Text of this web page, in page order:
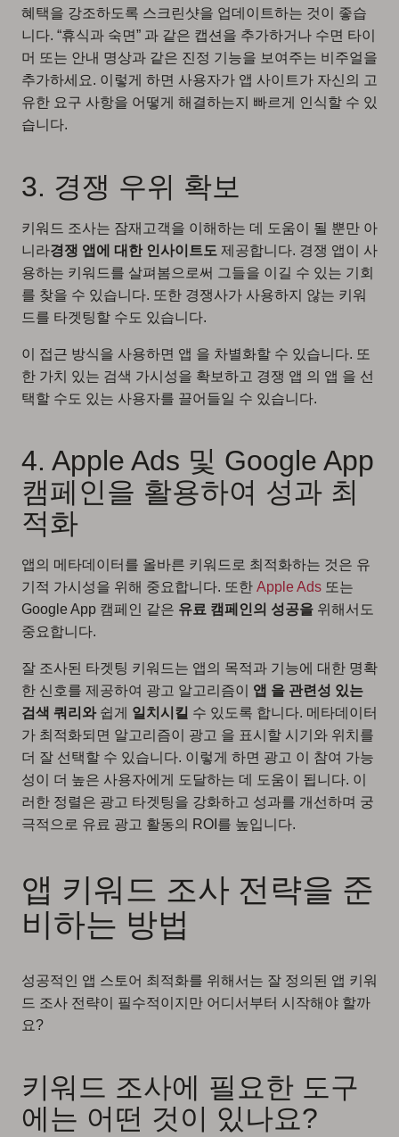
혜택을 강조하도록 스크린샷을 업데이트하는 것이 좋습
니다. “휴식과 숙면” 과 같은 캡션을 추가하거나 수면 타이
머 또는 안내 명상과 같은 진정 기능을 보여주는 비주얼을
추가하세요. 이렇게 하면 사용자가 앱 사이트가 자신의 고
유한 요구 사항을 어떻게 해결하는지 빠르게 인식할 수 있
습니다.
3. 경쟁 우위 확보
키워드 조사는 잠재고객을 이해하는 데 도움이 될 뿐만 아
니라경쟁 앱에 대한 인사이트도 제공합니다. 경쟁 앱이 사
용하는 키워드를 살펴봄으로써 그들을 이길 수 있는 기회
를 찾을 수 있습니다. 또한 경쟁사가 사용하지 않는 키워
드를 타겟팅할 수도 있습니다.
이 접근 방식을 사용하면 앱 을 차별화할 수 있습니다. 또
한 가치 있는 검색 가시성을 확보하고 경쟁 앱 의 앱 을 선
택할 수도 있는 사용자를 끌어들일 수 있습니다.
4. Apple Ads 및 Google App
캠페인을 활용하여 성과 최
적화
앱의 메타데이터를 올바른 키워드로 최적화하는 것은 유
기적 가시성을 위해 중요합니다. 또한 Apple Ads 또는
Google App 캠페인 같은 유료 캠페인의 성공을 위해서도
중요합니다.
잘 조사된 타겟팅 키워드는 앱의 목적과 기능에 대한 명확
한 신호를 제공하여 광고 알고리즘이
앱 을 관련성 있는
검색 쿼리와쉽게 일치시킬 수 있도록 합니다. 메타데이터
가 최적화되면 알고리즘이 광고 을 표시할 시기와 위치를
더 잘 선택할 수 있습니다. 이렇게 하면 광고 이 참여 가능
성이 더 높은 사용자에게 도달하는 데 도움이 됩니다. 이
러한 정렬은 광고 타겟팅을 강화하고 성과를 개선하며 궁
극적으로 유료 광고 활동의 ROI를 높입니다.
앱 키워드 조사 전략을 준
비하는 방법
성공적인 앱 스토어 최적화를 위해서는 잘 정의된 앱 키워
드 조사 전략이 필수적이지만 어디서부터 시작해야 할까
요?
키워드 조사에 필요한 도구
에는 어떤 것이 있나요?